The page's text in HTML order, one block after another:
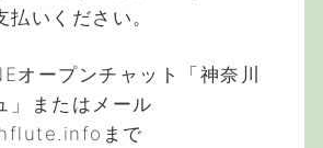
いください。
オープンチャット「神奈川
」またはメール
まで